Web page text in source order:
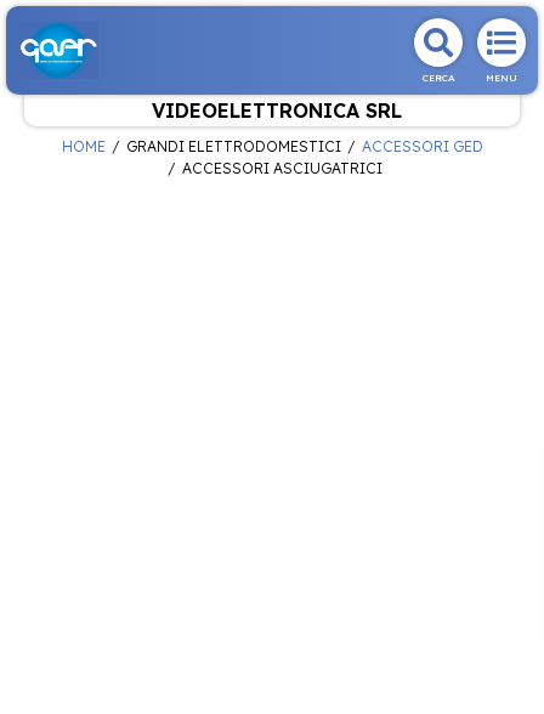
CERCA MENU
VIDEOELETTRONICA SRL
HOME GRANDI ELETTRODOMESTICI
ACCESSORI GED
ACCESSORI ASCIUGATRICI